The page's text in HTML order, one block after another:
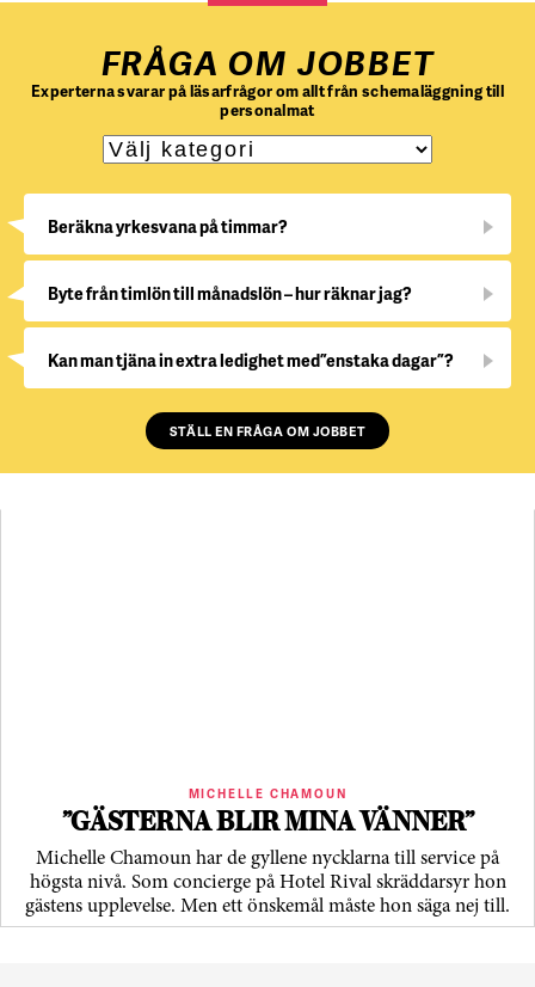
FRÅGA OM JOBBET
Experterna svarar på läsarfrågor om allt från schemaläggning till
personalmat
Beräkna yrkesvana på timmar?
Byte från timlön till månadslön – hur räknar jag?
Kan man tjäna in extra ledighet med ”enstaka dagar”?
STÄLL EN FRÅGA OM JOBBET
MICHELLE CHAMOUN
”GÄSTERNA BLIR MINA VÄNNER”
Michelle Chamoun har de gyllene nycklarna till service på
högsta nivå. Som concierge på Hotel Rival skräddarsyr hon
gästens upp­levelse. Men ett önskemål måste hon säga nej till.